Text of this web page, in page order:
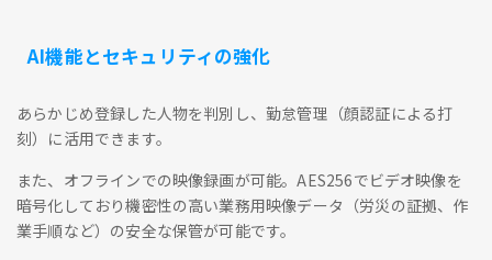
AI機能とセキュリティの強化
あらかじめ登録した人物を判別し、勤怠管理（顔認証による打
刻）に活用できます。
また、オフラインでの映像録画が可能。AES256でビデオ映像を
暗号化しており機密性の高い業務用映像データ（労災の証拠、作
業手順など）の安全な保管が可能です。